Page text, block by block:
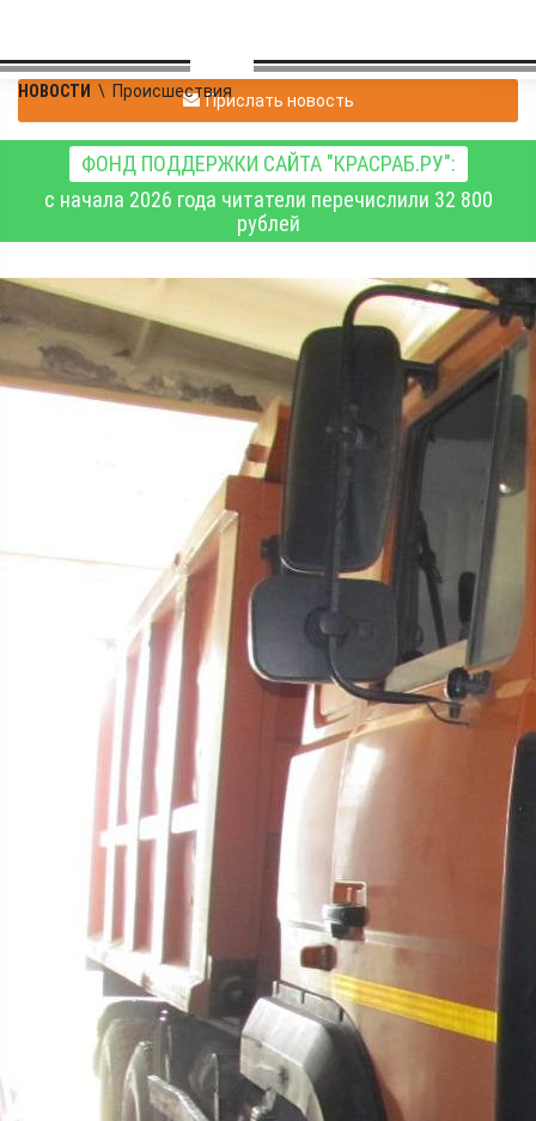
НОВОСТИ \ ПроисшествияПрислать новость
ФОНД ПОДДЕРЖКИ САЙТА "КРАСРАБ.РУ":
с начала 2026 года читатели перечислили 32 800
рублей
Житель Ачинска поехал
в Боготол на угнанном
самосвале, но оказался
в придорожном кювете
1538
ГУ МВД России по Красноярскому краю
В конце июля днём мужчина, находясь на работе, куда
устроился несколько дней назад, сел за руль самосвала МАЗ
и отправился к друзьям в Боготол. Однако до пункта
назначения он не добрался.
По случайности окурок сигареты попал ему под одежду, и
водитель отвлёкся от управления техникой, допустил съезд
в кювет в районе станции Вагино. Сам он не пострадал, а вот
угнанный большегруз оказался повреждён. Материальный
ущерб составил свыше 322 тысяч рублей.
В отношении неоднократно судимого 39-летнего ачинца
возбуждено уголовное дело по статье "Угон". Ему грозит до 5